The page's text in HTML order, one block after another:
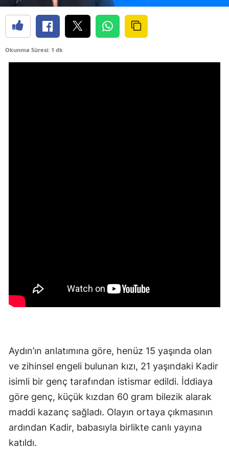
Okunma Süresi: 1 dk
Aydın’ın anlatımına göre, henüz 15 yaşında olan
ve zihinsel engeli bulunan kızı, 21 yaşındaki Kadir
isimli bir genç tarafından istismar edildi. İddiaya
göre genç, küçük kızdan 60 gram bilezik alarak
maddi kazanç sağladı. Olayın ortaya çıkmasının
ardından Kadir, babasıyla birlikte canlı yayına
katıldı.